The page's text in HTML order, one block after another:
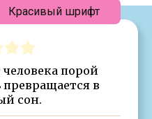
человека порой
превращается в
сон.
Красивый шрифт